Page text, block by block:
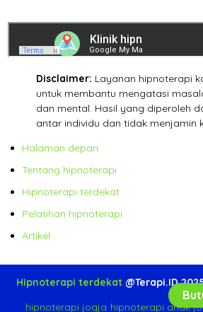
Disclaimer: Layanan hipnoterapi
untuk membantu mengatasi
dan mental. Hasil yang diperoleh
antar individu dan tidak menjamin
Halaman depan
Tentang hipnoterapi
Hipnoterapi terdekat
Pelatihan hipnoterapi
Artikel
Hipnoterapi terdekat @Terapi.ID
hipnoterapi jogja-hipnoterapi anak